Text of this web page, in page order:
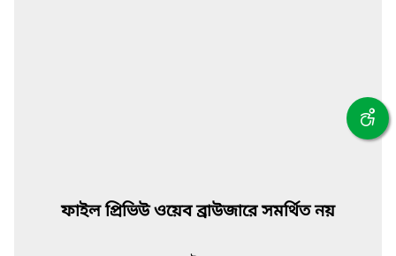
ফাইল প্রিভিউ ওয়েব ব্রাউজারে সমর্থিত নয়